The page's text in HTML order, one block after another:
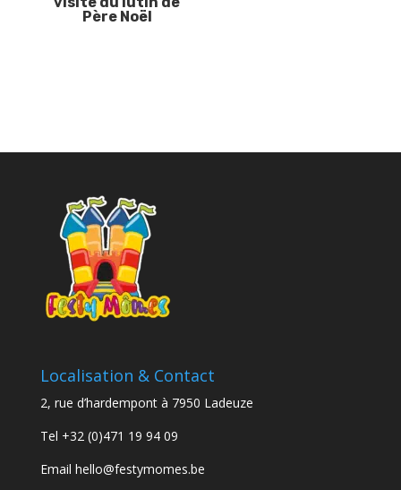
Père Noël
Localisation & Contact
2, rue d’hardempont à 7950 Ladeuze
Tel +32 (0)471 19 94 09
Email hello@festymomes.be